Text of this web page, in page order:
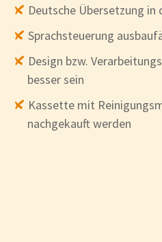
Deutsche Übersetzung in
Sprachsteuerung
Design bzw.
besser sein
Kassette mit
nachgekauft werden